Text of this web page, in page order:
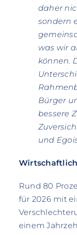
daher
sondern
was wir
können.
Bürger
bessere
und
Rund 80
für 2026 mit
einem